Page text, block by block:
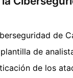
de
de
de los